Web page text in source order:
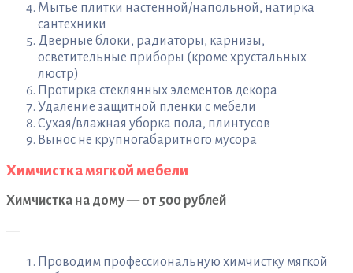
Мытье плитки настенной/напольной, натирка
сантехники
Дверные блоки, радиаторы, карнизы,
осветительные приборы (кроме хрустальных
люстр)
Протирка стеклянных элементов декора
Удаление защитной пленки с мебели
Сухая/влажная уборка пола, плинтусов
Вынос не крупногабаритного мусора
Химчистка мягкой мебели
Химчистка на дому — от 500 рублей
—
Проводим профессиональную химчистку мягкой